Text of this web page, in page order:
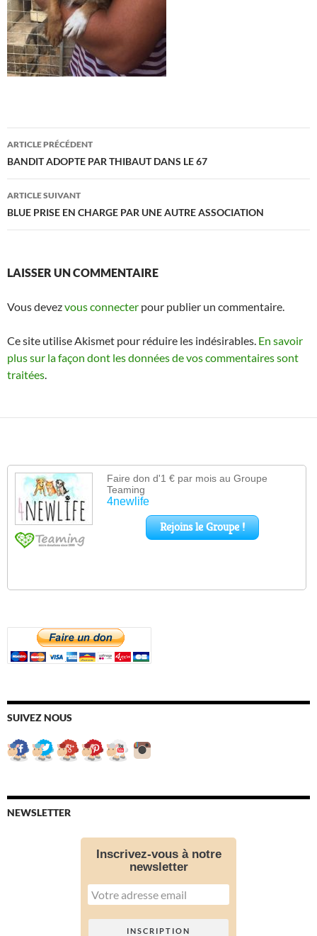
Navigation
des
articles
ARTICLE PRÉCÉDENT
BANDIT ADOPTE PAR THIBAUT DANS LE 67
ARTICLE SUIVANT
BLUE PRISE EN CHARGE PAR UNE AUTRE ASSOCIATION
LAISSER UN COMMENTAIRE
Vous devezvous connecter pour publier un commentaire.
Ce site utilise Akismet pour réduire les indésirables. En savoir
plus sur la façon dont les données de vos commentaires sont
traitées.
SUIVEZ NOUS
NEWSLETTER
Inscrivez-vous à notre
newsletter